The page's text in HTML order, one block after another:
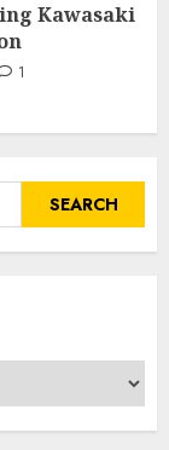
Kawasaki
1